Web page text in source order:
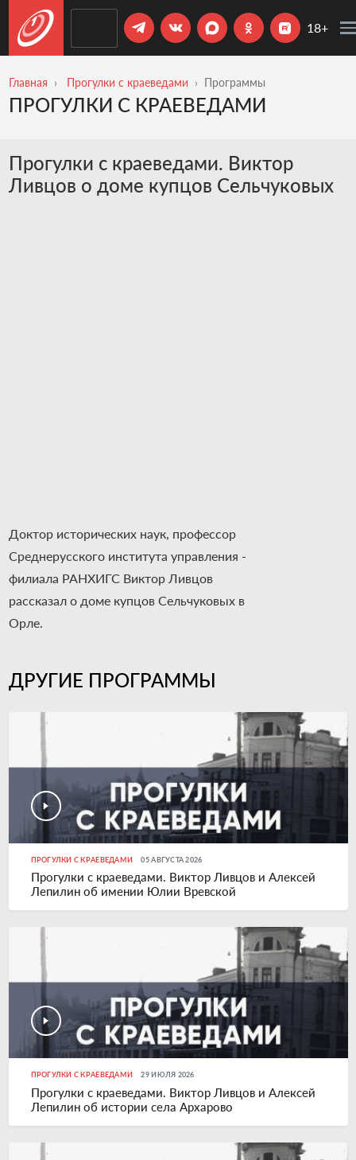
18+
Главная Прогулки с краеведами Программы
ПРОГУЛКИ С КРАЕВЕДАМИ
Прогулки с краеведами. Виктор
Ливцов о доме купцов Сельчуковых
Доктор исторических наук, профессор
Среднерусского института управления -
филиала РАНХИГС Виктор Ливцов
рассказал о доме купцов Сельчуковых в
Орле.
ДРУГИЕ ПРОГРАММЫ
ПРОГУЛКИ С КРАЕВЕДАМИ 05 АВГУСТА 2026
Прогулки с краеведами. Виктор Ливцов и Алексей
Лепилин об имении Юлии Вревской
ПРОГУЛКИ С КРАЕВЕДАМИ 29 ИЮЛЯ 2026
Прогулки с краеведами. Виктор Ливцов и Алексей
Лепилин об истории села Архарово